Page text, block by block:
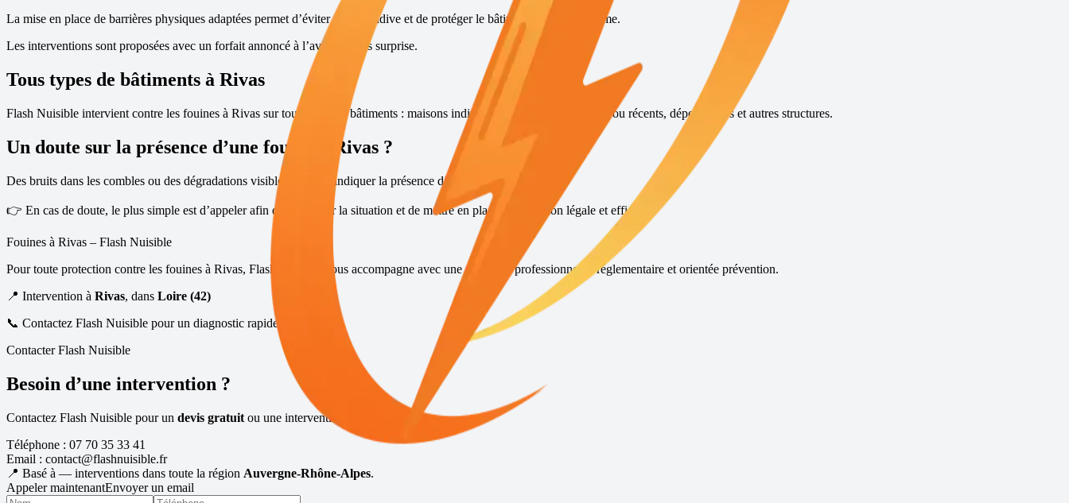
La mise en place de barrières physiques adaptées permet d’éviter toute récidive et de protéger le bâtiment sur le long terme.
Les interventions sont proposées avec un forfait annoncé à l’avance, sans surprise.
Tous types de bâtiments à Rivas
Flash Nuisible intervient contre les fouines à Rivas sur tous types de bâtiments : maisons individuelles, bâtiments anciens ou récents, dépendances et autres structures.
Un doute sur la présence d’une fouine à Rivas ?
Des bruits dans les combles ou des dégradations visibles peuvent indiquer la présence d’une fouine.
👉 En cas de doute, le plus simple est d’appeler afin de confirmer la situation et de mettre en place une solution légale et efficace.
Fouines à Rivas – Flash Nuisible
Pour toute protection contre les fouines à Rivas, Flash Nuisible vous accompagne avec une approche professionnelle, réglementaire et orientée prévention.
📍 Intervention à Rivas, dans Loire (42)
📞 Contactez Flash Nuisible pour un diagnostic rapide fouines
Contacter Flash Nuisible
Besoin d’une intervention ?
Contactez Flash Nuisible pour un devis gratuit ou une intervention rapide.
Téléphone : 07 70 35 33 41
Email : contact@flashnuisible.fr
📍 Basé à — interventions dans toute la région Auvergne-Rhône-Alpes.
Appeler maintenantEnvoyer un email